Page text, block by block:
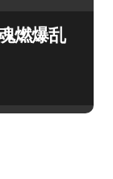
燃爆乱